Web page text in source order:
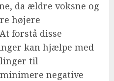
da ældre voksne og
højere
forstå disse
kan hjælpe med
til
negative